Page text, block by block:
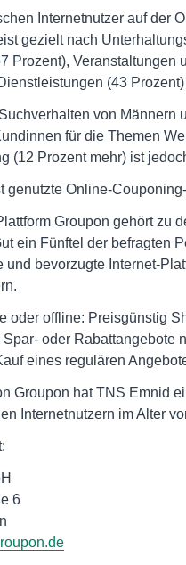
Internetnutzer auf der
gezielt nach
Prozent), Veranstaltungen
(43
von
für die Themen
(12 Prozent mehr) ist
genutzte Online-
Groupon gehört zu
ein Fünftel der befragten
und bevorzugte Internet-
oder offline: Preisgünstig
Spar- oder Rabattangebote
eines regulären
Groupon hat TNS Emnid
Internetnutzern im Alter
6